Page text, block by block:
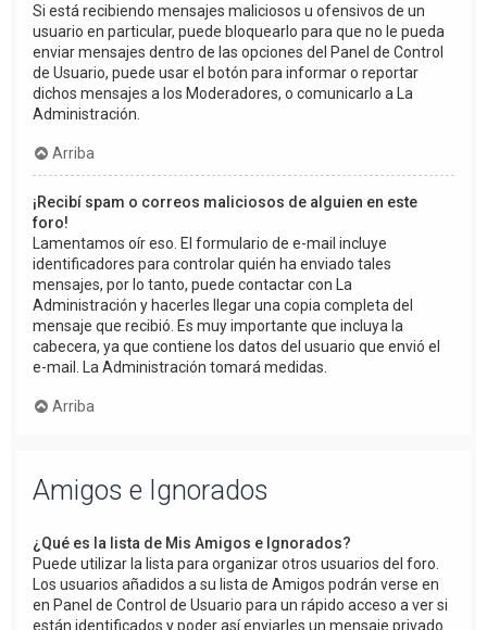
Si está recibiendo mensajes maliciosos u ofensivos de un
usuario en particular, puede bloquearlo para que no le pueda
enviar mensajes dentro de las opciones del Panel de Control
de Usuario, puede usar el botón para informar o reportar
dichos mensajes a los Moderadores, o comunicarlo a La
Administración.
Arriba
¡Recibí spam o correos maliciosos de alguien en este
foro!
Lamentamos oír eso. El formulario de e-mail incluye
identificadores para controlar quién ha enviado tales
mensajes, por lo tanto, puede contactar con La
Administración y hacerles llegar una copia completa del
mensaje que recibió. Es muy importante que incluya la
cabecera, ya que contiene los datos del usuario que envió el
e-mail. La Administración tomará medidas.
Arriba
Amigos e Ignorados
¿Qué es la lista de Mis Amigos e Ignorados?
Puede utilizar la lista para organizar otros usuarios del foro.
Los usuarios añadidos a su lista de Amigos podrán verse en
en Panel de Control de Usuario para un rápido acceso a ver si
están identificados y poder así enviarles un mensaje privado.